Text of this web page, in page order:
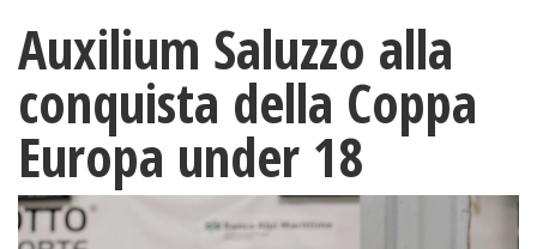
Auxilium Saluzzo alla
conquista della Coppa
Europa under 18